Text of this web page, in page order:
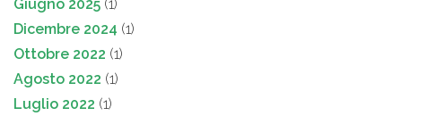
Giugno 2025 (1)
Dicembre 2024 (1)
Ottobre 2022 (1)
Agosto 2022 (1)
Luglio 2022 (1)